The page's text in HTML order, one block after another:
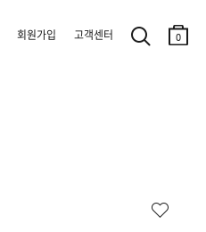
회원가입 고객센터 0